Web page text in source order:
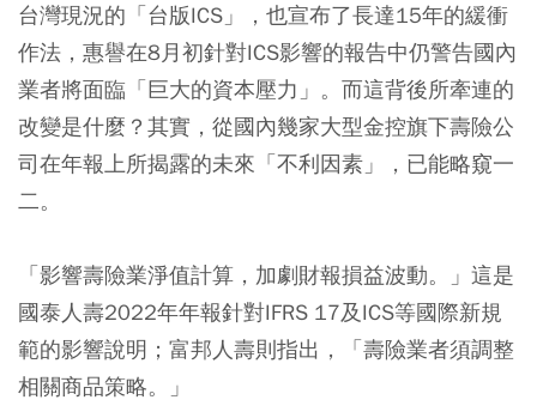
台灣現況的「台版ICS」，也宣布了長達15年的緩衝
作法，惠譽在8月初針對ICS影響的報告中仍警告國內
業者將面臨「巨大的資本壓力」。而這背後所牽連的
改變是什麼？其實，從國內幾家大型金控旗下壽險公
司在年報上所揭露的未來「不利因素」，已能略窺一
二。
「影響壽險業淨值計算，加劇財報損益波動。」這是
國泰人壽2022年年報針對IFRS 17及ICS等國際新規
範的影響說明；富邦人壽則指出，「壽險業者須調整
相關商品策略。」